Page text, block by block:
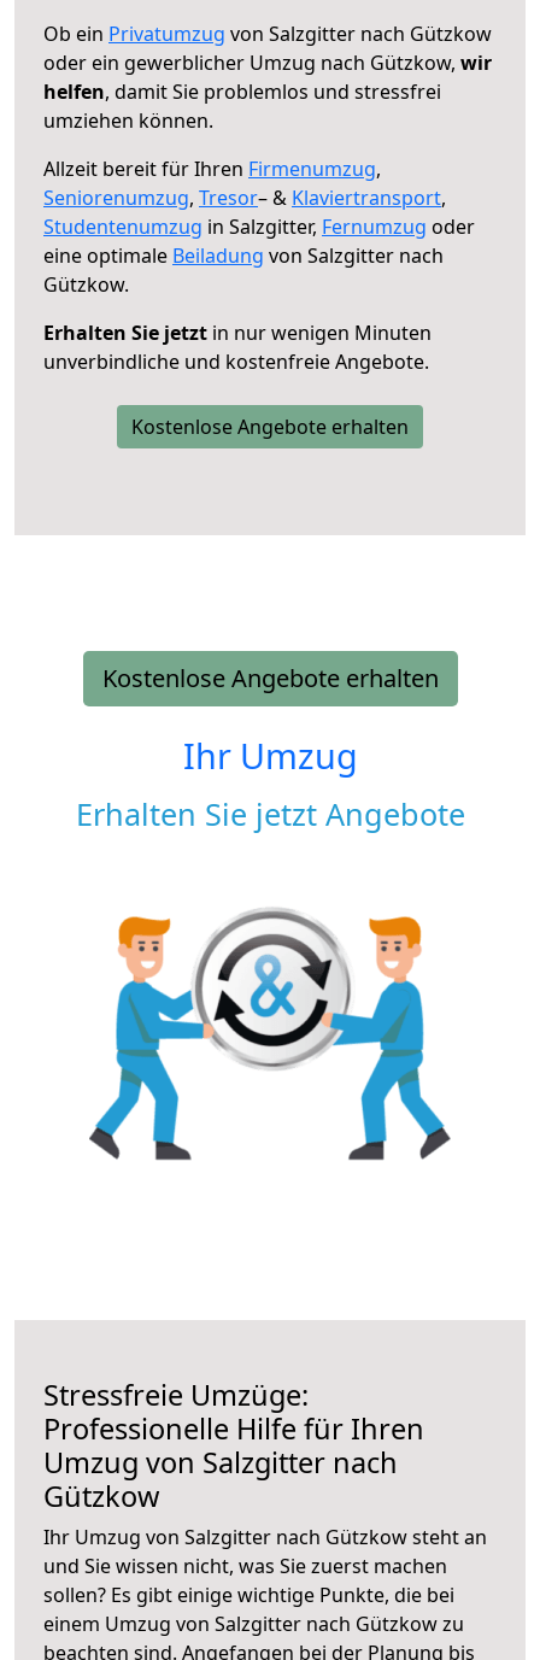
Ob ein Privatumzug von Salzgitter nach Gützkow
oder ein gewerblicher Umzug nach Gützkow, wir
helfen, damit Sie problemlos und stressfrei
umziehen können.
Allzeit bereit für Ihren Firmenumzug,
Seniorenumzug, Tresor– & Klaviertransport,
Studentenumzug in Salzgitter, Fernumzug oder
eine optimale Beiladung von Salzgitter nach
Gützkow.
Erhalten Sie jetzt in nur wenigen Minuten
unverbindliche und kostenfreie Angebote.
Kostenlose Angebote erhalten
Kostenlose Angebote erhalten
Ihr Umzug
Erhalten Sie jetzt Angebote
Stressfreie Umzüge:
Professionelle Hilfe für Ihren
Umzug von Salzgitter nach
Gützkow
Ihr Umzug von Salzgitter nach Gützkow steht an
und Sie wissen nicht, was Sie zuerst machen
sollen? Es gibt einige wichtige Punkte, die bei
einem Umzug von Salzgitter nach Gützkow zu
beachten sind. Angefangen bei der Planung bis